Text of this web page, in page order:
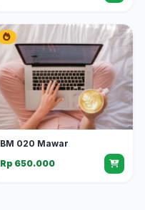
BM 020 Mawar
Rp 650.000